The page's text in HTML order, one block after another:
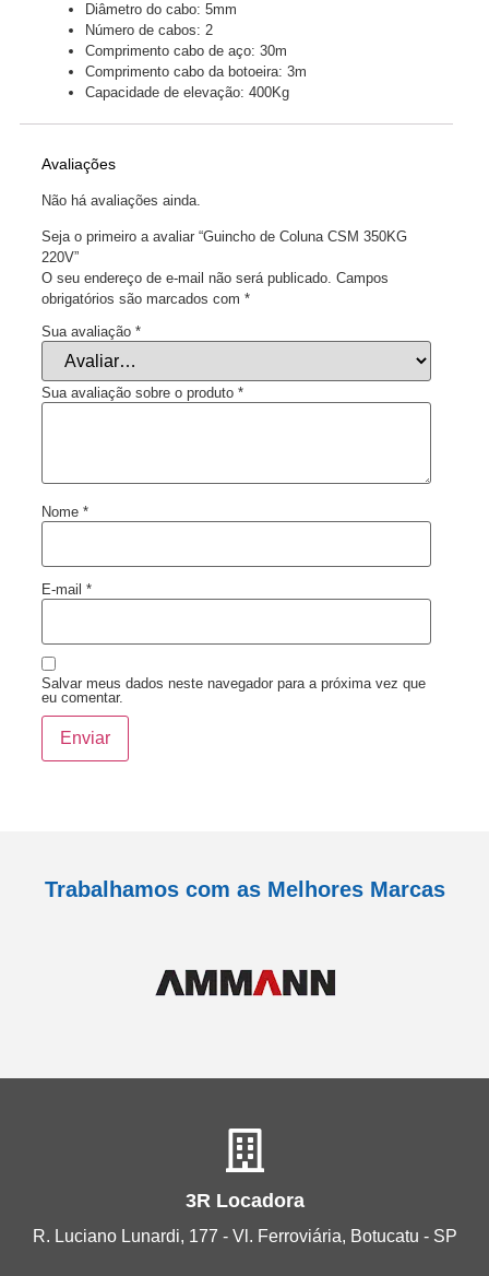
Diâmetro do cabo: 5mm
Número de cabos: 2
Comprimento cabo de aço: 30m
Comprimento cabo da botoeira: 3m
Capacidade de elevação: 400Kg
Avaliações
Não há avaliações ainda.
Seja o primeiro a avaliar “Guincho de Coluna CSM 350KG
220V”
O seu endereço de e-mail não será publicado. Campos
obrigatórios são marcados com*
Sua avaliação*
Sua avaliação sobre o produto*
Nome*
E-mail*
Salvar meus dados neste navegador para a próxima vez que
eu comentar.
Trabalhamos com as Melhores Marcas
3R Locadora
R. Luciano Lunardi, 177 - Vl. Ferroviária, Botucatu - SP